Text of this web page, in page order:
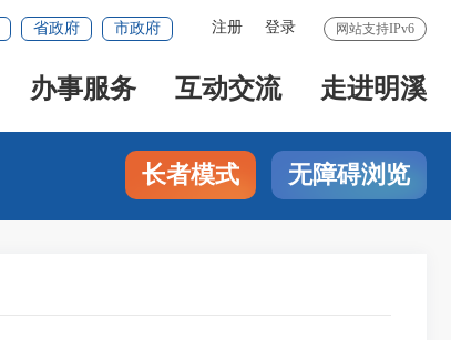
网站支持IPv6
注册 登录
省政府 市政府
办事服务 互动交流 走进明溪
长者模式 无障碍浏览